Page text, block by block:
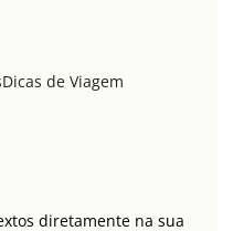
Dicas de Viagem
diretamente na sua